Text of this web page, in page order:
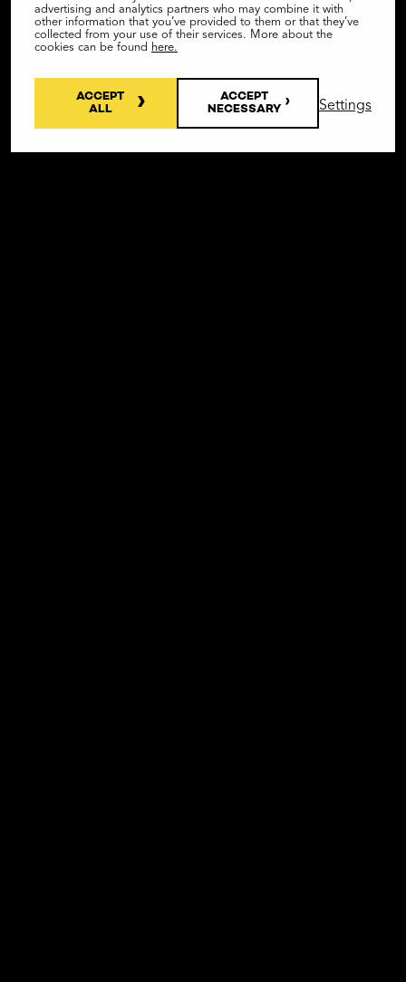
advertising and analytics partners who may combine it with
other information that you’ve provided to them or that they’ve
collected from your use of their services. More about the
cookies can be found here.
ACCEPT
ALL
ACCEPT
NECESSARY
Settings